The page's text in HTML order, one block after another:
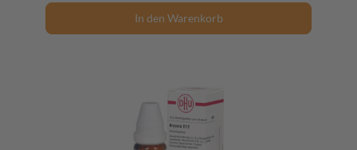
In den Warenkorb